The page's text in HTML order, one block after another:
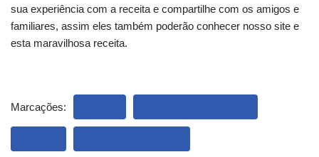
sua experiência com a receita e compartilhe com os amigos e
familiares, assim eles também poderão conhecer nosso site e
esta maravilhosa receita.
Marcações: